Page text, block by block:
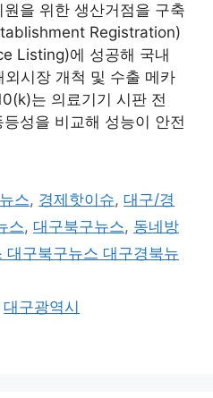
을 위한 생산거점을 구축
Registration)
Listing)에 성공해 국내
시장 개척 및 수출 메카
는 의료기기 시판 전
성을 비교해 성능이 안전
스, 경제핫이슈,대구/경
스, 대구북구뉴스, 동네방
구북구뉴스 대구경북뉴
대구광역시